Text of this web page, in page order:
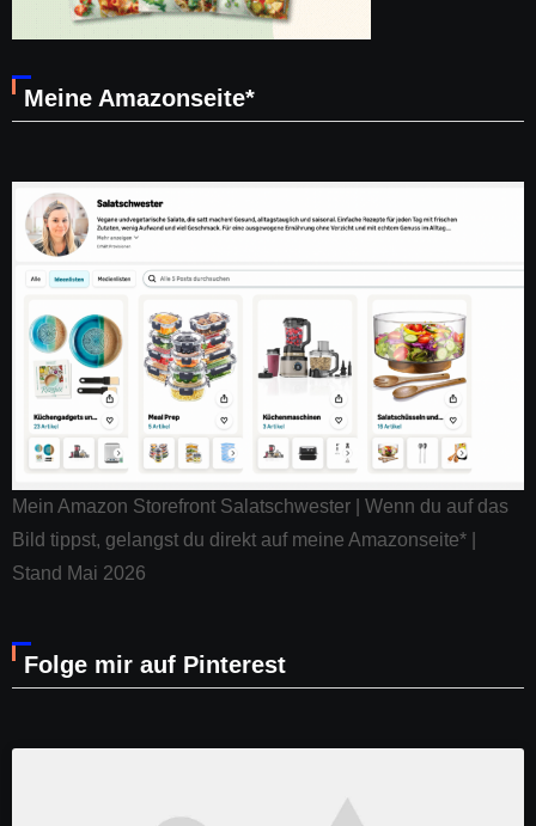
Meine Amazonseite*
Mein Amazon Storefront Salatschwester | Wenn du auf das
Bild tippst, gelangst du direkt auf meine Amazonseite* |
Stand Mai 2026
Folge mir auf Pinterest